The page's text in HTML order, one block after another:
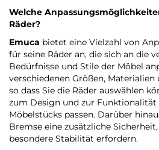
Welche
Räder?
Emuca bietet eine Vielzahl von
für seine Räder an, die sich an die
Bedürfnisse und Stile der Möbel
verschiedenen Größen,
so dass Sie die Räder auswählen
zum Design und zur Funktionalität
Möbelstücks passen. Darüber
Bremse eine zusätzliche
besondere Stabilität erfordern.